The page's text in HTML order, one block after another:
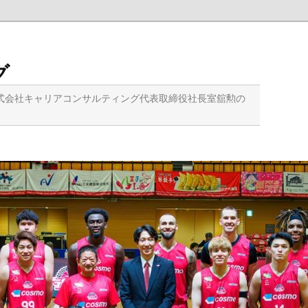
社キャリアコンサルティング代表取締役社長室舘勲の